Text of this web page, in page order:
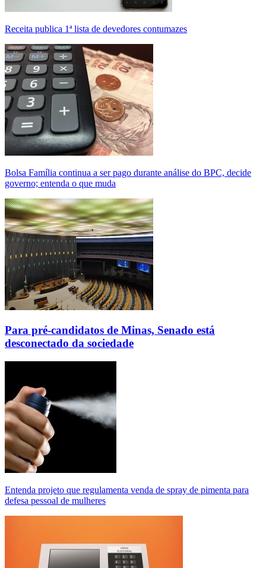
Receita publica 1ª lista de devedores contumazes
Bolsa Família continua a ser pago durante análise do BPC, decide
governo; entenda o que muda
Para pré-candidatos de Minas, Senado está
desconectado da sociedade
Entenda projeto que regulamenta venda de spray de pimenta para
defesa pessoal de mulheres